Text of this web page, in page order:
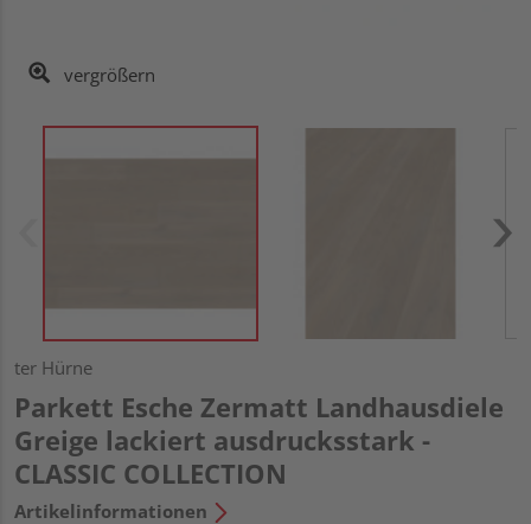
vergrößern
ter Hürne
Parkett Esche Zermatt Landhausdiele
Greige lackiert ausdrucksstark -
CLASSIC COLLECTION
Artikelinformationen